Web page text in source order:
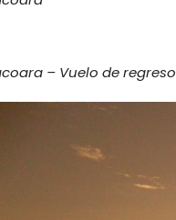
– Vuelo de regreso